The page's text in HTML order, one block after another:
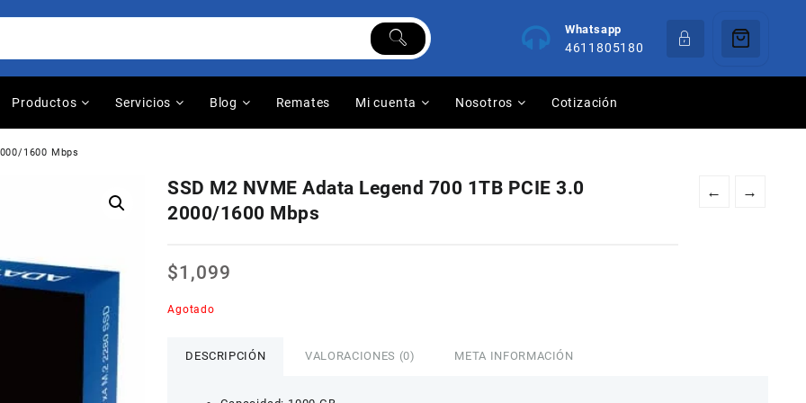
Whatsapp
4611805180
Productos Servicios Blog Remates Mi cuenta Nosotros Cotización
1600 Mbps
← →
SSD M2 NVME Adata Legend 700 1TB PCIE 3.0
2000/1600 Mbps
$1,099
Agotado
DESCRIPCIÓN VALORACIONES (0) META INFORMACIÓN